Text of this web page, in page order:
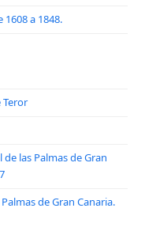
a 1848.
Teror
las Palmas de Gran
de Gran Canaria.